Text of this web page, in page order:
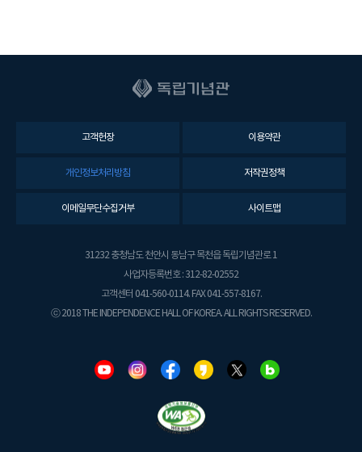
고객헌장 이용약관
개인정보처리방침 저작권정책
이메일무단수집거부 사이트맵
31232 충청남도 천안시 동남구 목천읍 독립기념관로 1
사업자등록번호 : 312-82-02552
고객센터 041-560-0114. FAX 041-557-8167.
ⓒ 2018 THE INDEPENDENCE HALL OF KOREA. ALL RIGHTS RESERVED.